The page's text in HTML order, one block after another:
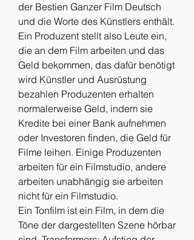
der Bestien Ganzer Film Deutsch
und die Worte des Künstlers enthält.
Ein Produzent stellt also Leute ein,
die an dem Film arbeiten und das
Geld bekommen, das dafür benötigt
wird Künstler und Ausrüstung
bezahlen Produzenten erhalten
normalerweise Geld, indem sie
Kredite bei einer Bank aufnehmen
oder Investoren finden, die Geld für
Filme leihen. Einige Produzenten
arbeiten für ein Filmstudio, andere
arbeiten unabhängig sie arbeiten
nicht für ein Filmstudio.
Ein Tonfilm ist ein Film, in dem die
Töne der dargestellten Szene hörbar